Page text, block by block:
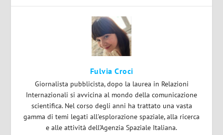
Fulvia Croci
Giornalista pubblicista, dopo la laurea in Relazioni
Internazionali si avvicina al mondo della comunicazione
scientifica. Nel corso degli anni ha trattato una vasta
gamma di temi legati all'esplorazione spaziale, alla ricerca
e alle attività dell’Agenzia Spaziale Italiana.